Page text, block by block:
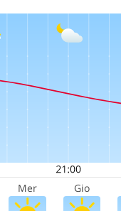
Mer Gio